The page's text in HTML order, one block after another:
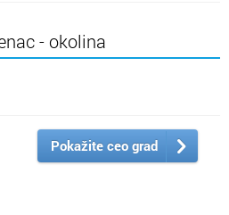
- okolina
Pokažite ceo grad